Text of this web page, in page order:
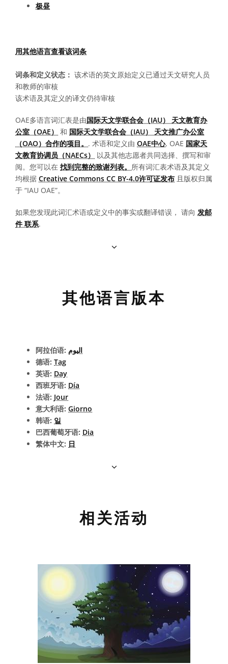
极昼
用其他语言查看该词条
词条和定义状态： 该术语的英文原始定义已通过天文研究人员
和教师的审核
该术语及其定义的译文仍待审核
OAE多语言词汇表是由国际天文学联合会（IAU） 天文教育办
公室（OAE）
和 国际天文学联合会（IAU） 天文推广办公室
（OAO）合作的项目。 . 术语和定义由 OAE中心, OAE 国家天
文教育协调员（NAECs）
以及其他志愿者共同选择、撰写和审
阅。您可以在 找到完整的致谢列表。 所有词汇表术语及其定义
均根据 Creative Commons CC BY-4.0许可证发布 且版权归属
于 “IAU OAE”。
如果您发现此词汇术语或定义中的事实或翻译错误， 请向 发邮
件 联系.
其他语言版本
阿拉伯语: اليوم
德语: Tag
英语: Day
西班牙语: Día
法语: Jour
意大利语: Giorno
韩语: 일
巴西葡萄牙语: Dia
繁体中文: 日
相关活动